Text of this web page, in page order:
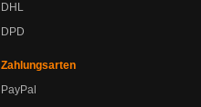
DHL
DPD
Zahlungsarten
PayPal